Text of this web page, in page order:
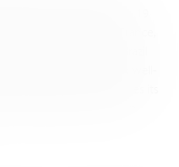
operating through 19
sites in Israel, France,
blending facilities in Brazil
infrastructure and well-
networks, Haifa makes its
available to growers in